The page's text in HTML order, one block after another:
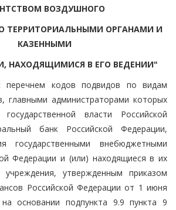
ВОЗДУШНОГО
ТЕРРИТОРИАЛЬНЫМИ ОРГАНАМИ И
КАЗЕННЫМИ
НАХОДЯЩИМИСЯ В ЕГО ВЕДЕНИИ"
перечнем кодов подвидов по видам
главными администраторами которых
власти Российской
банк Российской Федерации,
государственными внебюджетными
Федерации и (или) находящиеся в их
учреждения, утвержденным приказом
Российской Федерации от 1 июня
основании подпункта 9.9 пункта 9